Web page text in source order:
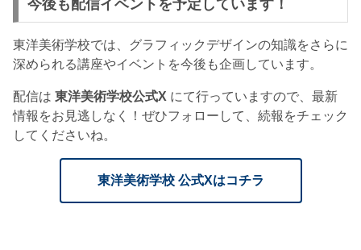
今後も配信イベントを予定しています！
東洋美術学校では、グラフィックデザインの知識をさらに
深められる講座やイベントを今後も企画しています。
配信は 東洋美術学校公式X にて行っていますので、最新
情報をお見逃しなく！ぜひフォローして、続報をチェック
してくださいね。
東洋美術学校 公式Xはコチラ